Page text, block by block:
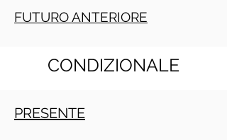
FUTURO ANTERIORE
CONDIZIONALE
PRESENTE